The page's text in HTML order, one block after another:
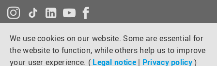
We use cookies on our website. Some are essential for
the website to function, while others help us to improve
your user experience. ( Legal notice | Privacy policy)
Instagram
Tiktok
LinkedInYouTube